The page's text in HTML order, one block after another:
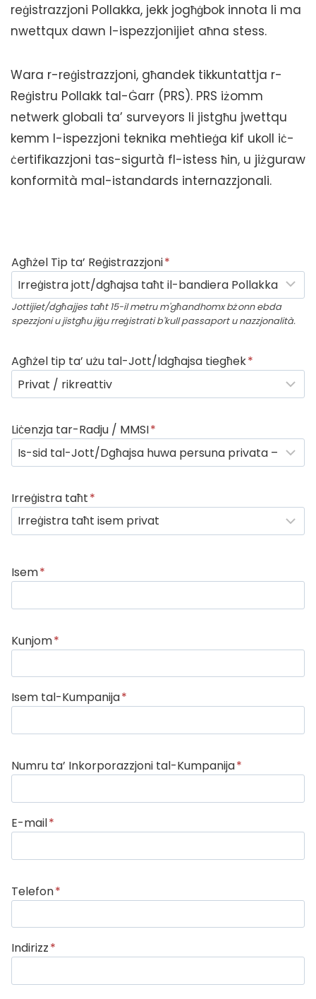
reġistrazzjoni Pollakka, jekk jogħġbok innota li ma
nwettqux dawn l-ispezzjonijiet aħna stess.
Wara r-reġistrazzjoni, għandek tikkuntattja r-
Reġistru Pollakk tal-Ġarr (PRS). PRS iżomm
netwerk globali ta’ surveyors li jistgħu jwettqu
kemm l-ispezzjoni teknika meħtieġa kif ukoll iċ-
ċertifikazzjoni tas-sigurtà fl-istess ħin, u jiżguraw
konformità mal-istandards internazzjonali.
Agħżel Tip ta’ Reġistrazzjoni*
Jottijiet/dgħajjes taħt 15-il metru m'għandhomx bżonn ebda
spezzjoni u jistgħu jiġu rreġistrati b'kull passaport u nazzjonalità.
Agħżel tip ta’ użu tal-Jott/Idgħajsa tiegħek*
Liċenzja tar-Radju / MMSI*
Irreġistra taħt*
Isem*
Kunjom*
Isem tal-Kumpanija*
Numru ta’ Inkorporazzjoni tal-Kumpanija*
E-mail*
Telefon*
Indirizz*